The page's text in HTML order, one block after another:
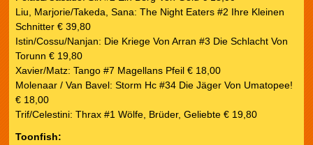
Liu, Marjorie/Takeda, Sana: The Night Eaters #2 Ihre Kleinen
Schnitter € 39,80
Istin/Cossu/Nanjan: Die Kriege Von Arran #3 Die Schlacht Von
Torunn € 19,80
Xavier/Matz: Tango #7 Magellans Pfeil € 18,00
Molenaar / Van Bavel: Storm Hc #34 Die Jäger Von Umatopee!
€ 18,00
Trif/Celestini: Thrax #1 Wölfe, Brüder, Geliebte € 19,80
Toonfish: